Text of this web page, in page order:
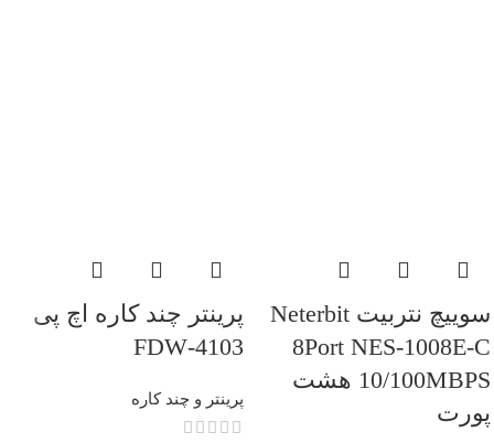
سوییچ نتربیت Neterbit
8Port NES-1008E-C
10/100MBPS هشت
پورت
پرینتر چند کاره اچ پی
4103-FDW
پرینتر و چند کاره